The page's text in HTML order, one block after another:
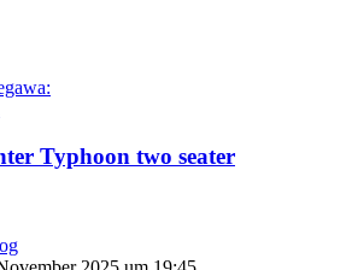
Typhoon two seater